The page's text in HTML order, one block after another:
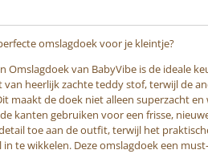
omslagdoek voor je kleintje?
Omslagdoek van BabyVibe is de ideale
van heerlijk zachte teddy stof, terwijl de
maakt de doek niet alleen superzacht
kanten gebruiken voor een frisse,
toe aan de outfit, terwijl het
te wikkelen. Deze omslagdoek een